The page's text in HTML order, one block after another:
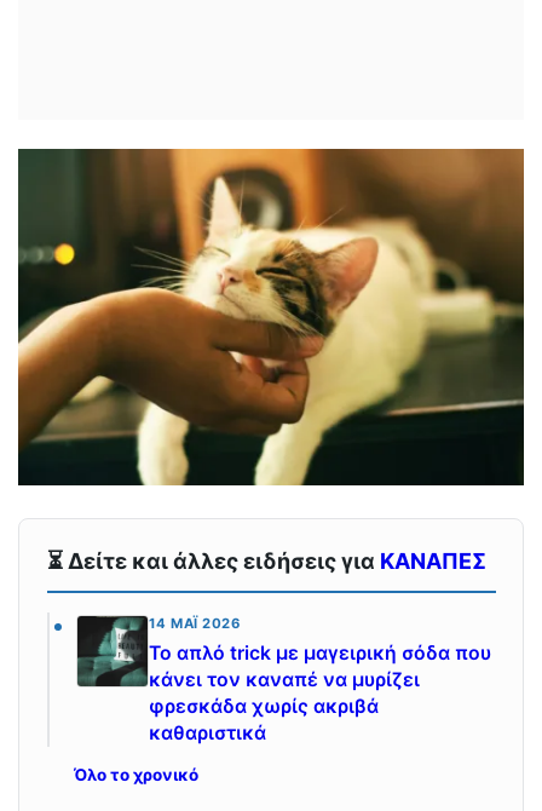
⏳ Δείτε και άλλες ειδήσεις για ΚΑΝΑΠΕΣ
14 ΜΆΙ 2026
Το απλό trick με μαγειρική σόδα που
κάνει τον καναπέ να μυρίζει
φρεσκάδα χωρίς ακριβά
καθαριστικά
Όλο το χρονικό